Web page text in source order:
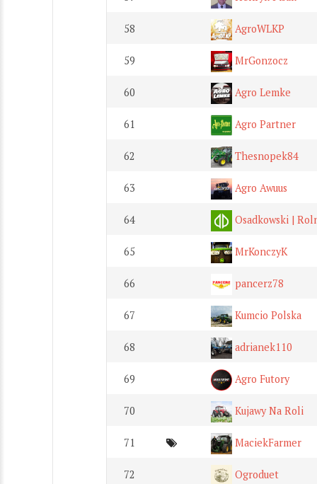
58 AgroWLKP
59 MrGonzocz
60 Agro Lemke
61 Agro Partner
62 Thesnopek84
63 Agro Awuus
64 Osadkowski |
65 MrKonczyK
66 pancerz78
67 Kumcio Polska
68 adrianek110
69 Agro Futory
70 Kujawy Na Roli
71 MaciekFarmer
72 Ogroduet